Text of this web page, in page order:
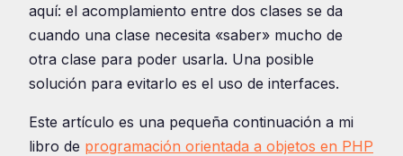
aquí: el acomplamiento entre dos clases se da
cuando una clase necesita «saber» mucho de
otra clase para poder usarla. Una posible
solución para evitarlo es el uso de interfaces.
Este artículo es una pequeña continuación a mi
libro de programación orientada a objetos en PHP